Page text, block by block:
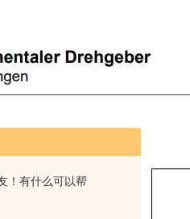
！有什么可以帮